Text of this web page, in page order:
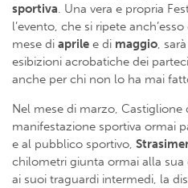
sportiva. Una vera e propria
l’evento, che si ripete
mese di aprile e di maggio,
esibizioni acrobatiche dei
anche per chi non lo ha mai
Nel mese di marzo,
manifestazione sportiva ormai
e al pubblico sportivo,
chilometri giunta ormai alla
ai suoi traguardi intermedi, la